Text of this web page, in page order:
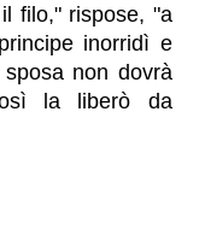
filo," rispose, "a
inorridì e
non dovrà
la liberò da